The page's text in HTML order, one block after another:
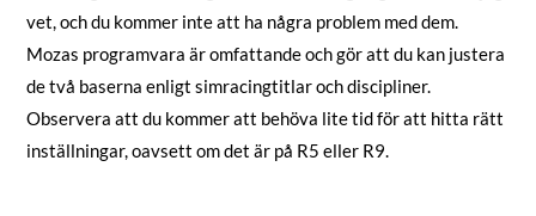
vet, och du kommer inte att ha några problem med dem.
Mozas programvara är omfattande och gör att du kan justera
de två baserna enligt simracingtitlar och discipliner.
Observera att du kommer att behöva lite tid för att hitta rätt
inställningar, oavsett om det är på R5 eller R9.